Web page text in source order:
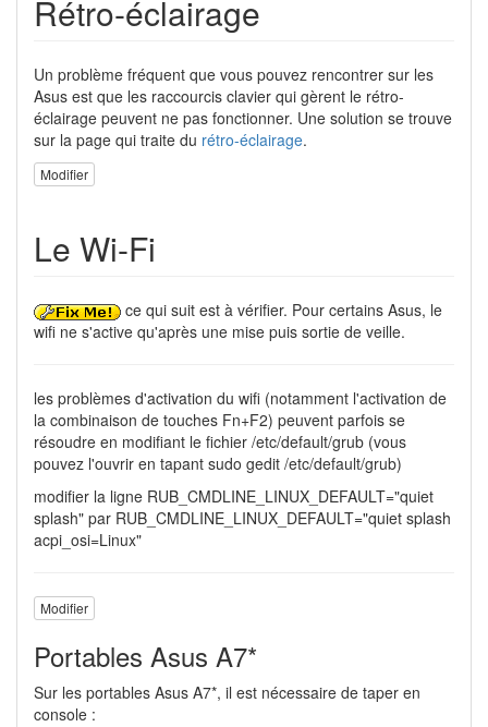
Rétro-éclairage
Un problème fréquent que vous pouvez rencontrer sur les
Asus est que les raccourcis clavier qui gèrent le rétro-
éclairage peuvent ne pas fonctionner. Une solution se trouve
sur la page qui traite du rétro-éclairage.
Modifier
Le Wi-Fi
ce qui suit est à vérifier. Pour certains Asus, le
wifi ne s'active qu'après une mise puis sortie de veille.
les problèmes d'activation du wifi (notamment l'activation de
la combinaison de touches Fn+F2) peuvent parfois se
résoudre en modifiant le fichier /etc/default/grub (vous
pouvez l'ouvrir en tapant sudo gedit /etc/default/grub)
modifier la ligne RUB_CMDLINE_LINUX_DEFAULT="quiet
splash" par RUB_CMDLINE_LINUX_DEFAULT="quiet splash
acpi_osi=Linux"
Modifier
Portables Asus A7*
Sur les portables Asus A7*, il est nécessaire de taper en
console :